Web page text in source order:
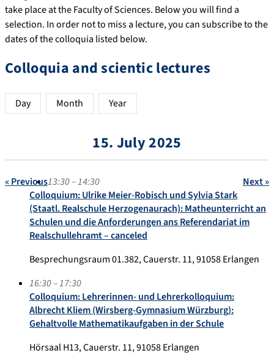
take place at the Faculty of Sciences. Below you will find a
selection. In order not to miss a lecture, you can subscribe to the
dates of the colloquia listed below.
Colloquia and scientic lectures
Day Month Year
15. July 2025
« Previous Next »
13:30 – 14:30
Colloquium: Ulrike Meier-Robisch und Sylvia Stark
(Staatl. Realschule Herzogenaurach): Matheunterricht an
Schulen und die Anforderungen ans Referendariat im
Realschullehramt – canceled
Besprechungsraum 01.382, Cauerstr. 11, 91058 Erlangen
16:30 – 17:30
Colloquium: Lehrerinnen- und Lehrerkolloquium:
Albrecht Kliem (Wirsberg-Gymnasium Würzburg):
Gehaltvolle Mathematikaufgaben in der Schule
Hörsaal H13, Cauerstr. 11, 91058 Erlangen